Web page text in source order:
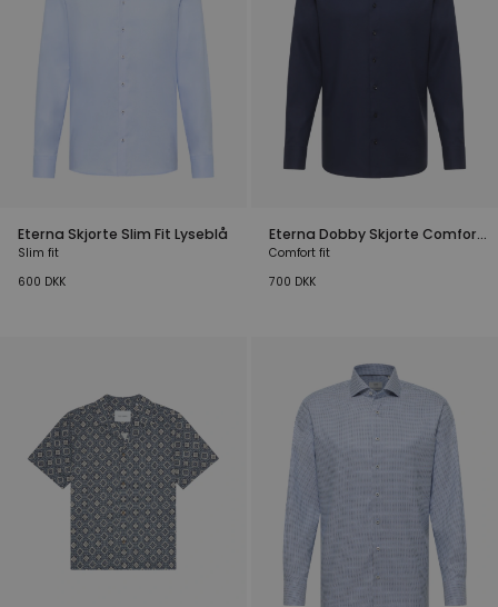
Eterna Skjorte Slim Fit Lyseblå
Slim fit
600 DKK
Eterna Dobby Skjorte Comfort
fit Navy
Comfort fit
700 DKK